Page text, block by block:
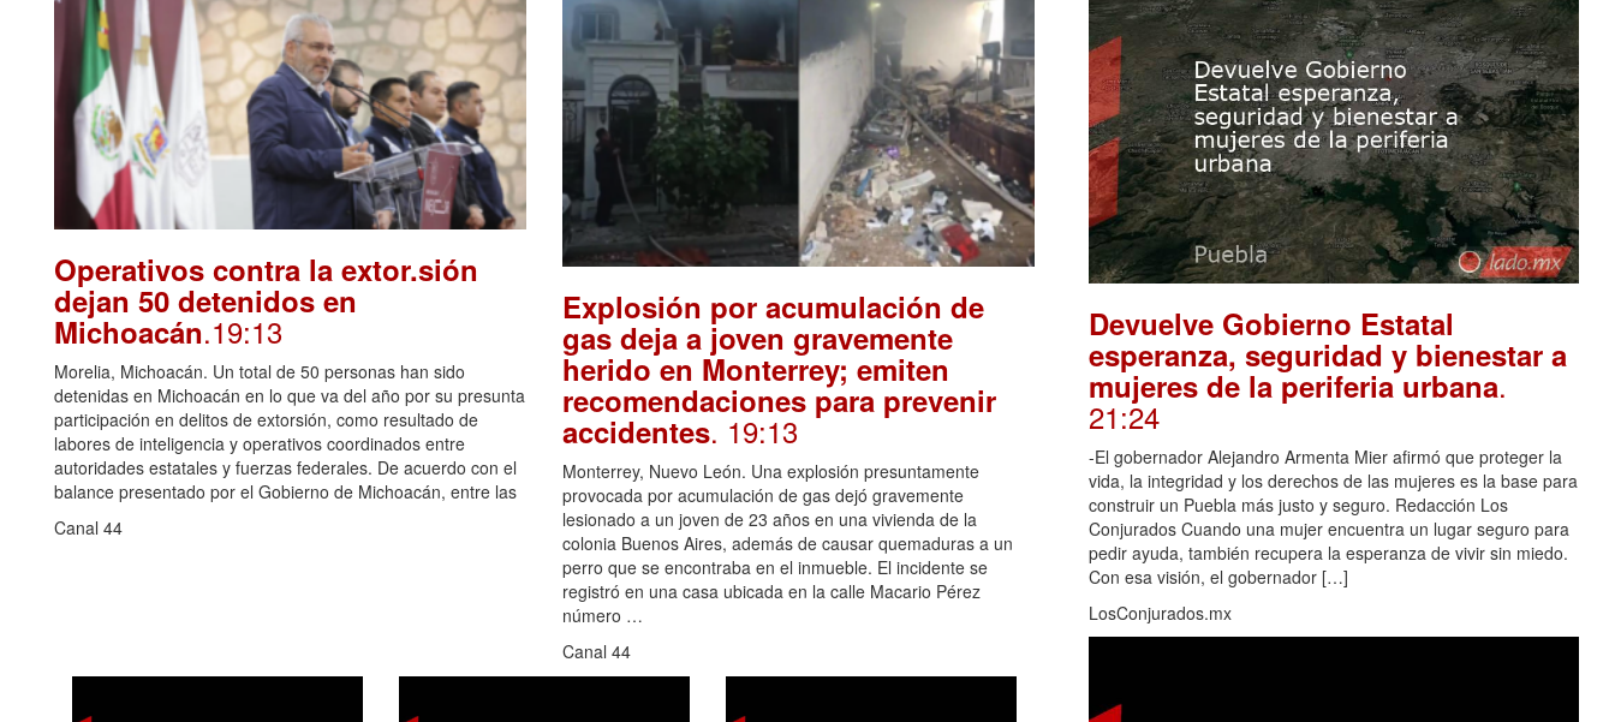
Operativos contra la extor.sión
dejan 50 detenidos en
Michoacán.19:13
Morelia, Michoacán. Un total de 50 personas han sido
detenidas en Michoacán en lo que va del año por su presunta
participación en delitos de extorsión, como resultado de
labores de inteligencia y operativos coordinados entre
autoridades estatales y fuerzas federales. De acuerdo con el
balance presentado por el Gobierno de Michoacán, entre las
Canal 44
Explosión por acumulación de
gas deja a joven gravemente
herido en Monterrey; emiten
recomendaciones para prevenir
accidentes. 19:13
Monterrey, Nuevo León. Una explosión presuntamente
provocada por acumulación de gas dejó gravemente
lesionado a un joven de 23 años en una vivienda de la
colonia Buenos Aires, además de causar quemaduras a un
perro que se encontraba en el inmueble. El incidente se
registró en una casa ubicada en la calle Macario Pérez
número …
Canal 44
Devuelve Gobierno Estatal
esperanza, seguridad y bienestar a
mujeres de la periferia urbana.
21:24
-El gobernador Alejandro Armenta Mier afirmó que proteger la
vida, la integridad y los derechos de las mujeres es la base para
construir un Puebla más justo y seguro. Redacción Los
Conjurados Cuando una mujer encuentra un lugar seguro para
pedir ayuda, también recupera la esperanza de vivir sin miedo.
Con esa visión, el gobernador […]
LosConjurados.mx